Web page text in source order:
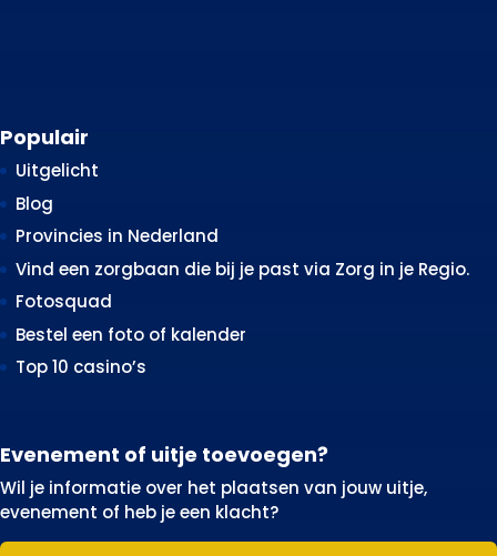
Populair
Uitgelicht
Blog
Provincies in Nederland
Vind een zorgbaan die bij je past via Zorg in je Regio.
Fotosquad
Bestel een foto of kalender
Top 10 casino’s
Evenement of uitje toevoegen?
Wil je informatie over het plaatsen van jouw uitje,
evenement of heb je een klacht?